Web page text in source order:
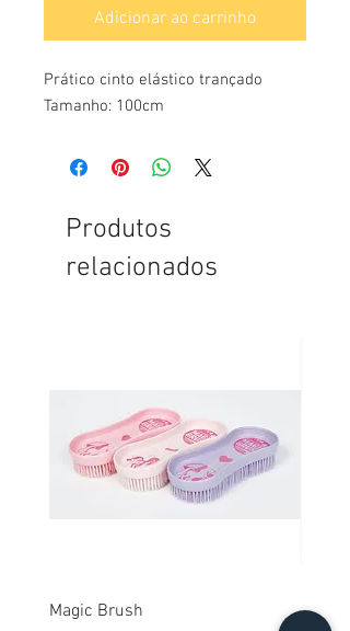
Adicionar ao carrinho
Prático cinto elástico trançado
Tamanho: 100cm
Produtos
relacionados
Magic Brush